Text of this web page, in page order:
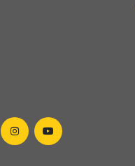
instagramyoutube